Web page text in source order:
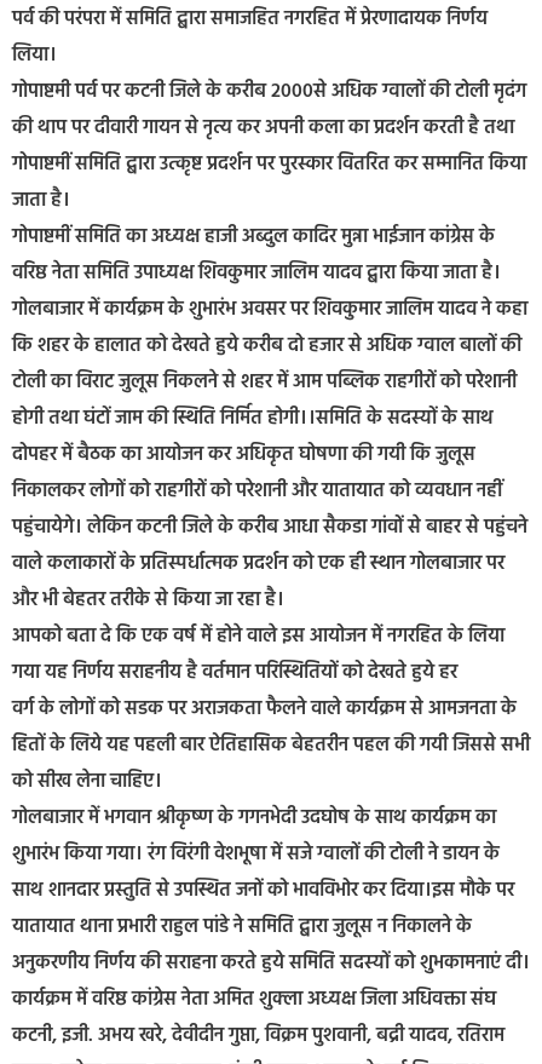
पर्व की परंपरा में समिति द्बारा समाजहित नगरहित में प्रेरणादायक निर्णय
लिया।
गोपाष्टमी पर्व पर कटनी जिले के करीब 2000से अधिक ग्वालों की टोली मृदंग
की थाप पर दीवारी गायन से नृत्य कर अपनी कला का प्रदर्शन करती है तथा
गोपाष्टमीं समिति द्बारा उत्कृष्ट प्रदर्शन पर पुरस्कार वितरित कर सम्मानित किया
जाता है।
गोपाष्टमीं समिति का अध्यक्ष हाजी अब्दुल कादिर मुन्ना भाईजान कांग्रेस के
वरिष्ठ नेता समिति उपाध्यक्ष शिवकुमार जालिम यादव द्बारा किया जाता है।
गोलबाजार में कार्यक्रम के शुभारंभ अवसर पर शिवकुमार जालिम यादव ने कहा
कि शहर के हालात को देखते हुये करीब दो हजार से अधिक ग्वाल बालों की
टोली का विराट जुलूस निकलने से शहर में आम पब्लिक राहगीरों को परेशानी
होगी तथा घंटों जाम की स्थिति निर्मित होगी।।समिति के सदस्यों के साथ
दोपहर में बैठक का आयोजन कर अधिकृत घोषणा की गयी कि जुलूस
निकालकर लोगों को राहगीरों को परेशानी और यातायात को व्यवधान नहीं
पहुंचायेगे। लेकिन कटनी जिले के करीब आधा सैकडा गांवों से बाहर से पहुंचने
वाले कलाकारों के प्रतिस्पर्धात्मक प्रदर्शन को एक ही स्थान गोलबाजार पर
और भी बेहतर तरीके से किया जा रहा है।
आपको बता दे कि एक वर्ष में होने वाले इस आयोजन में नगरहित के लिया
गया यह निर्णय सराहनीय है वर्तमान परिस्थितियों को देखते हुये हर
वर्ग के लोगों को सडक पर अराजकता फैलने वाले कार्यक्रम से आमजनता के
हितों के लिये यह पहली बार ऐतिहासिक बेहतरीन पहल की गयी जिससे सभी
को सीख लेना चाहिए।
गोलबाजार में भगवान श्रीकृष्ण के गगनभेदी उदघोष के साथ कार्यक्रम का
शुभारंभ किया गया। रंग विरंगी वेशभूषा में सजे ग्वालों की टोली ने डायन के
साथ शानदार प्रस्तुति से उपस्थित जनों को भावविभोर कर दिया।इस मौके पर
यातायात थाना प्रभारी राहुल पांडे ने समिति द्बारा जुलूस न निकालने के
अनुकरणीय निर्णय की सराहना करते हुये समिति सदस्यों को शुभकामनाएं दी।
कार्यक्रम में वरिष्ठ कांग्रेस नेता अमित शुक्ला अध्यक्ष जिला अधिवक्ता संघ
कटनी, इजी. अभय खरे, देवीदीन गुप्ता, विक्रम पुशवानी, बद्री यादव, रतिराम